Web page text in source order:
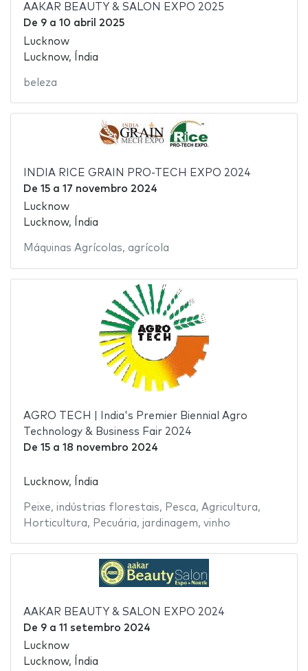
AAKAR BEAUTY & SALON EXPO 2025
De 9a 10 abril 2025
Lucknow
Lucknow, Índia
beleza
INDIA RICE GRAIN PRO-TECH EXPO 2024
De 15a 17 novembro 2024
Lucknow
Lucknow, Índia
Máquinas Agrícolas, agrícola
AGRO TECH | India's Premier Biennial Agro
Technology & Business Fair 2024
De 15a 18 novembro 2024
Lucknow, Índia
Peixe, indústrias florestais, Pesca, Agricultura,
Horticultura, Pecuária, jardinagem, vinho
AAKAR BEAUTY & SALON EXPO 2024
De 9a 11 setembro 2024
Lucknow
Lucknow, Índia